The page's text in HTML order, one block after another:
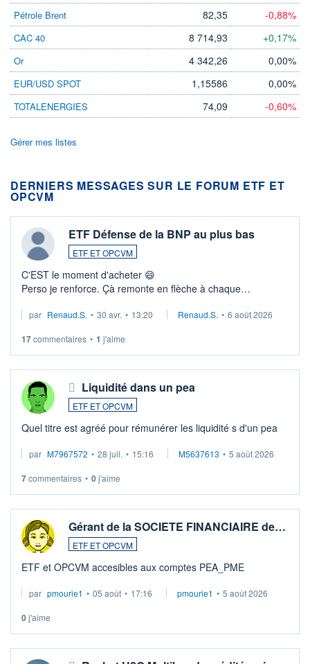
Pétrole Brent
82,35 -0,88%
CAC 40 8 714,93 +0,17%
Or 4 342,26 0,00%
EUR/USD SPOT 1,15586 0,00%
TOTALENERGIES 74,09 -0,60%
Gérer mes listes
DERNIERS MESSAGES SUR LE FORUM ETF ET
OPCVM
ETF Défense de la BNP au plus bas
ETF ET OPCVM
C'EST le moment d'acheter 😄​
Perso je renforce. Çà remonte en flèche à chaque
Investissement long terme tip top pour sa retraite.
par Renaud.S. • 30 avr. • 13:20 Renaud.S. • 6 août 2026
17commentaires • 1 j'aime
Liquidité dans un pea
ETF ET OPCVM
Quel titre est agréé pour rémunérer les liquidité s d'un pea
par M7967572 • 28 juil. • 15:16 M5637613 • 5 août 2026
7commentaires • 0j'aime
Gérant de la SOCIETE FINANCIAIRE de…
ETF ET OPCVM
ETF et OPCVM accesibles aux comptes PEA_PME
par pmourie1 • 05 août • 17:16 pmourie1 • 5 août 2026
0j'aime